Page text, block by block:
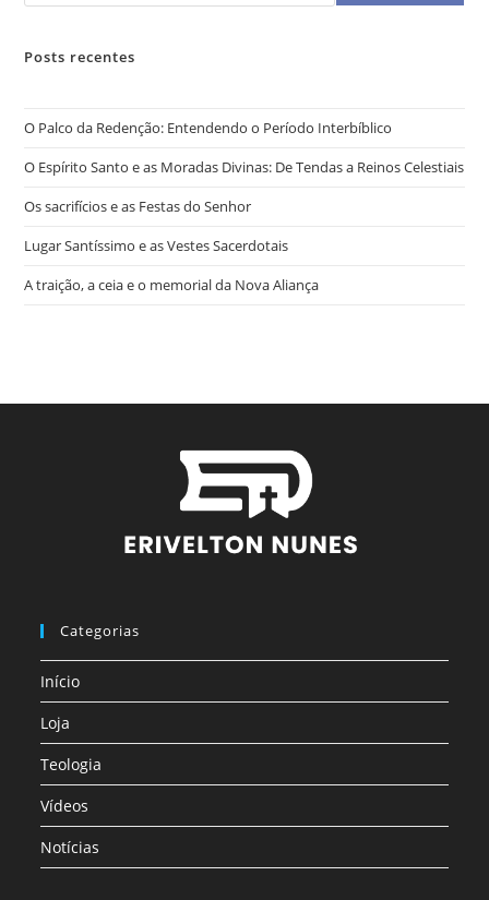
Posts recentes
O Palco da Redenção: Entendendo o Período Interbíblico
O Espírito Santo e as Moradas Divinas: De Tendas a Reinos Celestiais
Os sacrifícios e as Festas do Senhor
Lugar Santíssimo e as Vestes Sacerdotais
A traição, a ceia e o memorial da Nova Aliança
Categorias
Início
Loja
Teologia
Vídeos
Notícias